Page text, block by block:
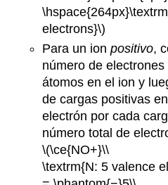
electrons}\)
Para un ion positivo,
número de
átomos en el ion y
de cargas positivas
electrón por cada
número total de
\(\ce{NO+}\\
\textrm{N: 5 valence